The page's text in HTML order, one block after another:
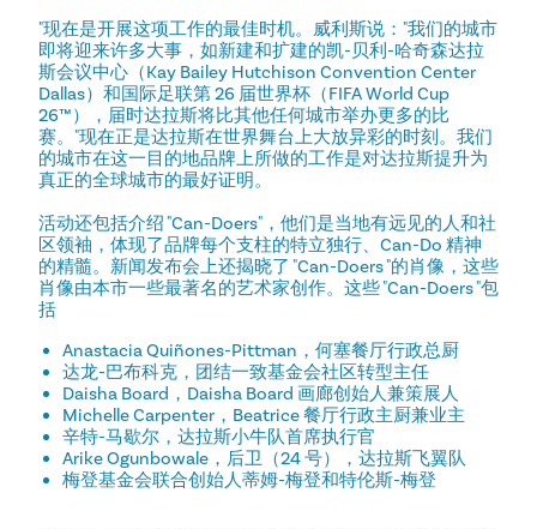
"现在是开展这项工作的最佳时机。威利斯说："我们的城市
即将迎来许多大事，如新建和扩建的凯-贝利-哈奇森达拉
斯会议中心（Kay Bailey Hutchison Convention Center
Dallas）和国际足联第 26 届世界杯（FIFA World Cup
26™），届时达拉斯将比其他任何城市举办更多的比
赛。"现在正是达拉斯在世界舞台上大放异彩的时刻。我们
的城市在这一目的地品牌上所做的工作是对达拉斯提升为
真正的全球城市的最好证明。
活动还包括介绍 "Can-Doers"，他们是当地有远见的人和社
区领袖，体现了品牌每个支柱的特立独行、Can-Do 精神
的精髓。新闻发布会上还揭晓了 "Can-Doers "的肖像，这些
肖像由本市一些最著名的艺术家创作。这些 "Can-Doers "包
括
Anastacia Quiñones-Pittman，何塞餐厅行政总厨
达龙-巴布科克，团结一致基金会社区转型主任
Daisha Board，Daisha Board 画廊创始人兼策展人
Michelle Carpenter，Beatrice 餐厅行政主厨兼业主
辛特-马歇尔，达拉斯小牛队首席执行官
Arike Ogunbowale，后卫（24 号），达拉斯飞翼队
梅登基金会联合创始人蒂姆-梅登和特伦斯-梅登